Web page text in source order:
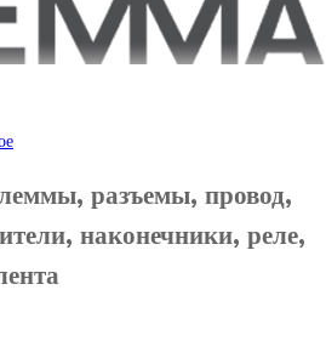
разъемы, провод,
наконечники, реле,